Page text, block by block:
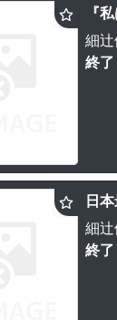
『
細
終了
日
細
終了